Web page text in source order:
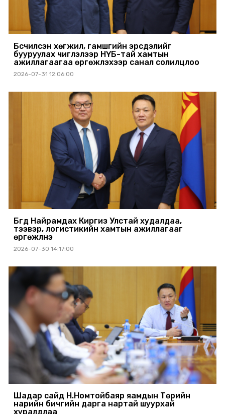
Бүсчилсэн хөгжил, гамшгийн эрсдэлийг
бууруулах чиглэлээр НҮБ-тай хамтын
ажиллагаагаа өргөжүүлэхээр санал солилцлоо
2026-07-31 12:06:00
Бүгд Найрамдах Киргиз Улстай худалдаа,
тээвэр, логистикийн хамтын ажиллагааг
өргөжүүлнэ
2026-07-30 14:17:00
Шадар сайд Н.Номтойбаяр яамдын Төрийн
нарийн бичгийн дарга нартай шуурхай
хуралдлаа